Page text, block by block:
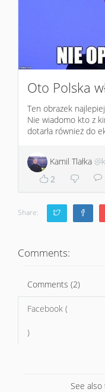
Oto Polska
Ten obrazek
Nie wiadomo kto z
dotarła również do
Kamil Tlałka
2
Share:
Comments:
Comments (2)
Facebook (
)
See